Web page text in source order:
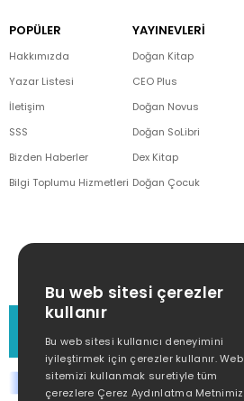
POPÜLER
Hakkımızda
Yazar Listesi
İletişim
SSS
Bizden Haberler
Bilgi Toplumu Hizmetleri
YAYINEVLERİ
Doğan Kitap
CEO Plus
Doğan Novus
Doğan SoLibri
Dex Kitap
Doğan Çocuk
MÜŞTERİ HİZMETLERİ
(0212) 373 77 00
Bu web sitesi çerezler
kullanır
Bu web sitesi kullanıcı deneyimini
iyileştirmek için çerezler kullanır. Web
sitemizi kullanmak suretiyle tüm
çerezlere Çerez Aydınlatma Metnimiz